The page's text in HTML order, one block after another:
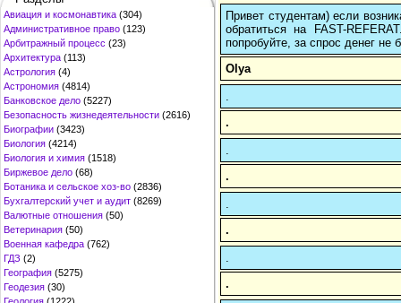
Авиация и космонавтика (304)
Административное право (123)
Арбитражный процесс (23)
Архитектура (113)
Астрология (4)
Астрономия (4814)
Банковское дело (5227)
Безопасность жизнедеятельности (2616)
Биографии (3423)
Биология (4214)
Биология и химия (1518)
Биржевое дело (68)
Ботаника и сельское хоз-во (2836)
Бухгалтерский учет и аудит (8269)
Валютные отношения (50)
Ветеринария (50)
Военная кафедра (762)
ГДЗ (2)
География (5275)
Геодезия (30)
Привет студентам) если
обратиться на FAST-
попробуйте, за спрос денег не
Olya
.
.
.
.